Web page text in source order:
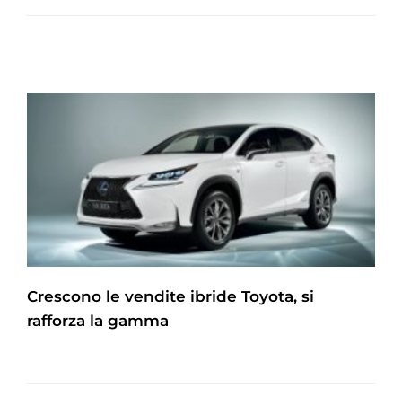
Crescono le vendite ibride Toyota, si
rafforza la gamma